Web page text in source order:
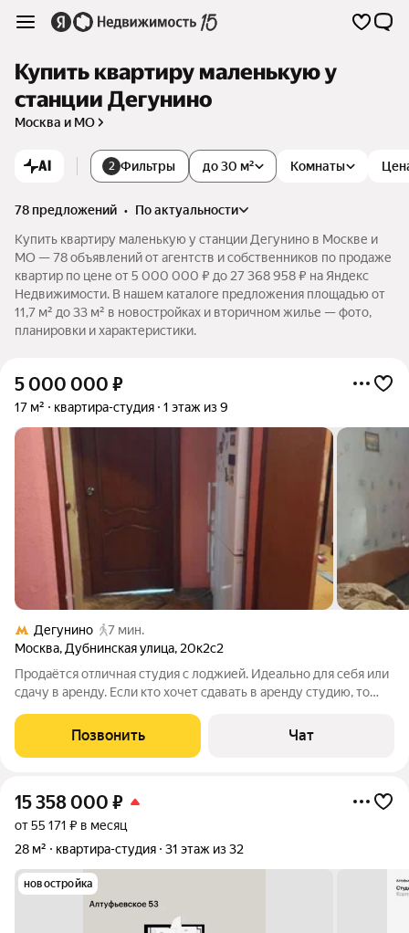
Купить квартиру маленькую у
станции Дегунино
Москва и МО
AI 2 Фильтры Комнаты
до 30 м²
78 предложений •
по актуальности
Купить квартиру маленькую у станции Дегунино в Москве и
МО — 78 объявлений от агентств и собственников по продаже
квартир по цене от 5 000 000 ₽ до 27 368 958 ₽ на Яндекс
Недвижимости. В нашем каталоге предложения площадью от
11,7 м² до 33 м² в новостройках и вторичном жилье — фото,
планировки и характеристики.
5 000 000 ₽
17 м² квартира-студия 1 этаж из 9
Дегунино
7 мин.
Москва, Дубнинская улица, 20к2с2
Продаётся отличная студия с лоджией. Идеально для себя или
сдачу в аренду. Если кто хочет сдавать в аренду студию, то
Нанимателем договора в момент покупки студии. Сделка
можно с ипотекой. До метро
Позвонить Чат
15 358 000 ₽
от 55 171 ₽ в месяц
28 м²
квартира-студия 31 этаж из 32
новостройка